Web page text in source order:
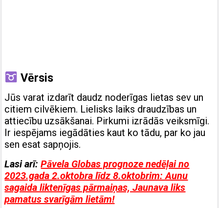
Vērsis
Jūs varat izdarīt daudz noderīgas lietas sev un
citiem cilvēkiem. Lielisks laiks draudzības un
attiecību uzsākšanai. Pirkumi izrādās veiksmīgi.
Ir iespējams iegādāties kaut ko tādu, par ko jau
sen esat sapņojis.
Lasi arī:Pāvela Globas prognoze nedēļai no
2023.gada 2.oktobra līdz 8.oktobrim: Aunu
sagaida liktenīgas pārmaiņas, Jaunava liks
pamatus svarīgām lietām!